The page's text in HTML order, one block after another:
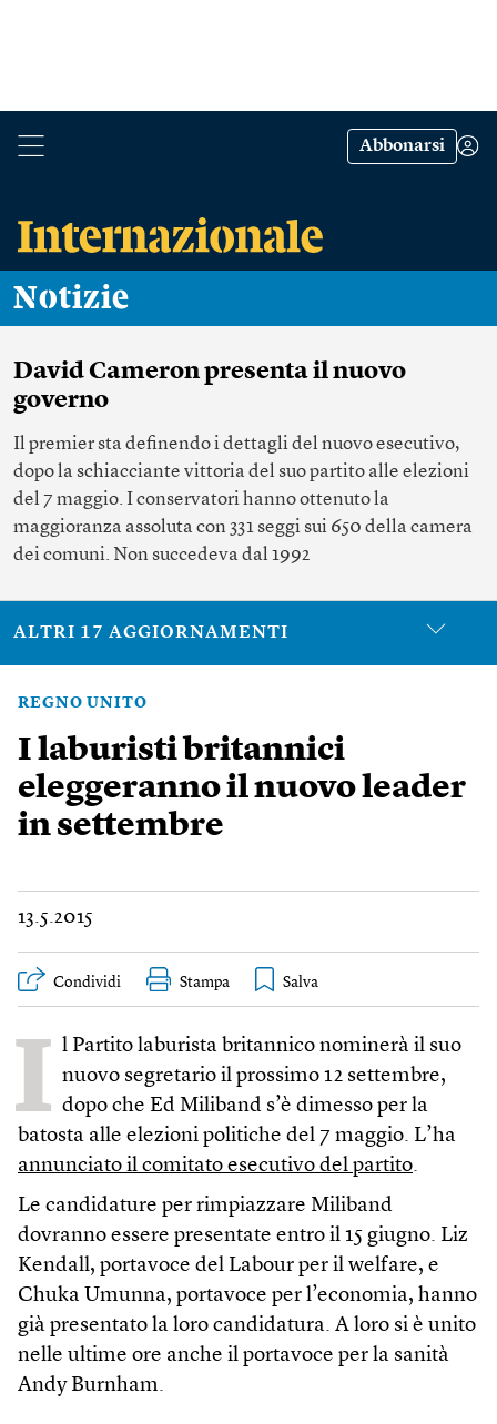
Abbonarsi
Notizie
David Cameron presenta il nuovo
governo
Il premier sta definendo i dettagli del nuovo esecutivo,
dopo la schiacciante vittoria del suo partito alle elezioni
del 7 maggio. I conservatori hanno ottenuto la
maggioranza assoluta con 331 seggi sui 650 della camera
dei comuni. Non succedeva dal 1992
ALTRI 17 AGGIORNAMENTI
REGNO UNITO
I laburisti britannici
eleggeranno il nuovo leader
in settembre
13.5.2015
Condividi Stampa
I l Partito laburista britannico nominerà il suo
nuovo segretario il prossimo 12 settembre,
dopo che Ed Miliband s’è dimesso per la
batosta alle elezioni politiche del 7 maggio. L’ha
annunciato il comitato esecutivo del partito.
Le candidature per rimpiazzare Miliband
dovranno essere presentate entro il 15 giugno. Liz
Kendall, portavoce del Labour per il welfare, e
Chuka Umunna, portavoce per l’economia, hanno
già presentato la loro candidatura. A loro si è unito
nelle ultime ore anche il portavoce per la sanità
Andy Burnham.